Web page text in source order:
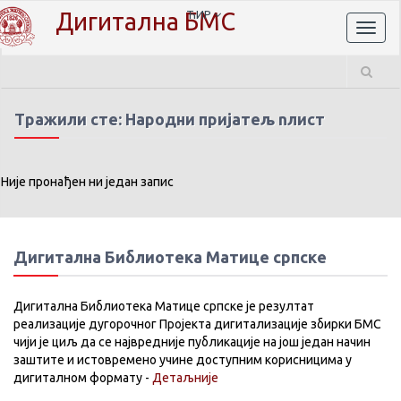
Дигитална БМС
ЋИР
Тражили сте: Народни пријатељ nлист
Није пронађен ни један запис
Дигитална Библиотека Матице српске
Дигитална Библиотека Матице српске је резултат
реализације дугорочног Пројекта дигитализације збирки БМС
чији је циљ да се највредније публикације на још један начин
заштите и истовремено учине доступним корисницима у
дигиталном формату - Детаљније